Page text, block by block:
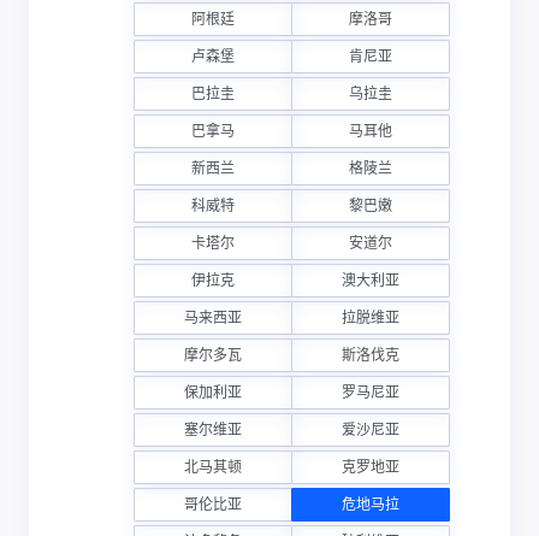
阿根廷 摩洛哥
卢森堡 肯尼亚
巴拉圭 乌拉圭
巴拿马 马耳他
新西兰 格陵兰
科威特 黎巴嫩
卡塔尔 安道尔
伊拉克 澳大利亚
马来西亚 拉脱维亚
摩尔多瓦 斯洛伐克
保加利亚 罗马尼亚
塞尔维亚 爱沙尼亚
北马其顿 克罗地亚
哥伦比亚 危地马拉